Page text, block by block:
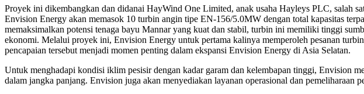
Proyek ini dikembangkan dan didanai HayWind One Limited, anak usaha Hayleys PLC, salah
Envision Energy akan memasok 10 turbin angin tipe EN-156/5.0MW dengan total kapasitas
memaksimalkan potensi tenaga bayu Mannar yang kuat dan stabil, turbin ini memiliki tinggi
ekonomi. Melalui proyek ini, Envision Energy untuk pertama kalinya memperoleh pesanan
pencapaian tersebut menjadi momen penting dalam ekspansi Envision Energy di Asia Selatan.
Untuk menghadapi kondisi iklim pesisir dengan kadar garam dan kelembapan tinggi, Envision
dalam jangka panjang. Envision juga akan menyediakan layanan operasional dan pemeliharaan